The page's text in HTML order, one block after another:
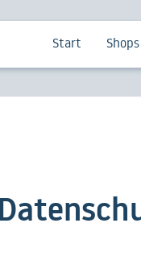
Start Shops